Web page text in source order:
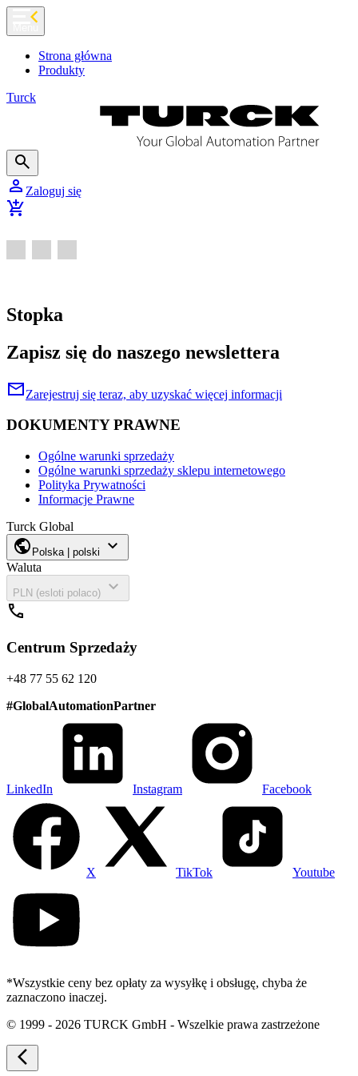
chevron_left
Strona główna
Produkty
Turck
search
person Zaloguj się
add_shopping_cart
Stopka
Zapisz się do naszego newslettera
mailZarejestruj się teraz, aby uzyskać więcej informacji
DOKUMENTY PRAWNE
Ogólne warunki sprzedaży
Ogólne warunki sprzedaży sklepu internetowego
Polityka Prywatności
Informacje Prawne
Turck Global
public Polska | polski expand_more
Waluta
PLN (esloti polaco)
expand_more
call
Centrum Sprzedaży
+48 77 55 62 120
#GlobalAutomationPartner
LinkedIn Instagram Facebook
X TikTok Youtube
*Wszystkie ceny bez opłaty za wysyłkę i obsługę, chyba że
zaznaczono inaczej.
© 1999 - 2026 TURCK GmbH - Wszelkie prawa zastrzeżone
arrow_back_ios_new